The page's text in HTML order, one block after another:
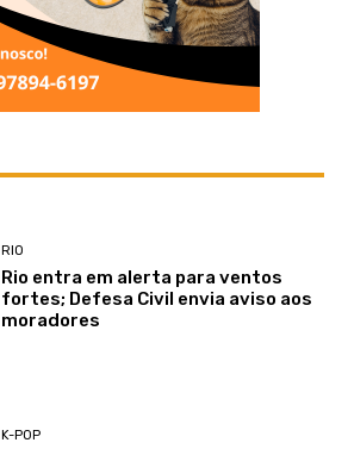
RIO
Rio entra em alerta para ventos
fortes; Defesa Civil envia aviso aos
moradores
K-POP